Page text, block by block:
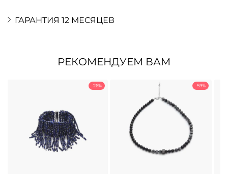
ГАРАНТИЯ 12 МЕСЯЦЕВ
РЕКОМЕНДУЕМ ВАМ
-26% -59%